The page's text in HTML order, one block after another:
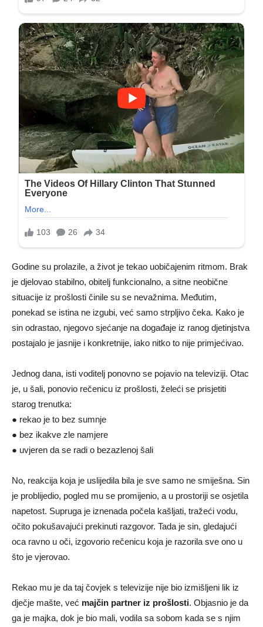
Godine su prolazile, a život je tekao uobičajenim ritmom. Brak
je djelovao stabilno, obitelj funkcionalno, a sitne neobične
situacije iz prošlosti činile su se nevažnima. Međutim,
ponekad se istina ne izgubi, već samo strpljivo čeka. Kako je
sin odrastao, njegovo sjećanje na događaje iz ranog djetinjstva
postajalo je jasnije i konkretnije, iako nitko to nije primjećivao.
Jednog dana, isti voditelj ponovno se pojavio na televiziji. Otac
je, u šali, ponovio rečenicu iz prošlosti, želeći se prisjetiti
starog trenutka:
● rekao je to bez sumnje
● bez ikakve zle namjere
● uvjeren da se radi o bezazlenoj šali
No, reakcija koja je uslijedila bila je sve samo ne smiješna. Sin
je problijedio, pogled mu se promijenio, a u prostoriji se osjetila
napetost. Supruga je iznenada počela kašljati, tražeći vodu,
očito pokušavajući prekinuti razgovor. Tada je sin, gledajući
oca ravno u oči, izgovorio rečenicu koja je razorila sve ono u
što je vjerovao.
Rekao mu je da taj čovjek s televizije nije bio izmišljeni lik iz
dječje mašte, već majčin partner iz prošlosti. Objasnio je da
ga je majka, dok je bio mali, vodila sa sobom kada se s njim